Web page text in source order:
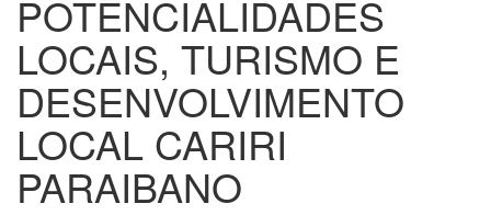
POTENCIALIDADES
LOCAIS, TURISMO E
DESENVOLVIMENTO
LOCAL CARIRI
PARAIBANO